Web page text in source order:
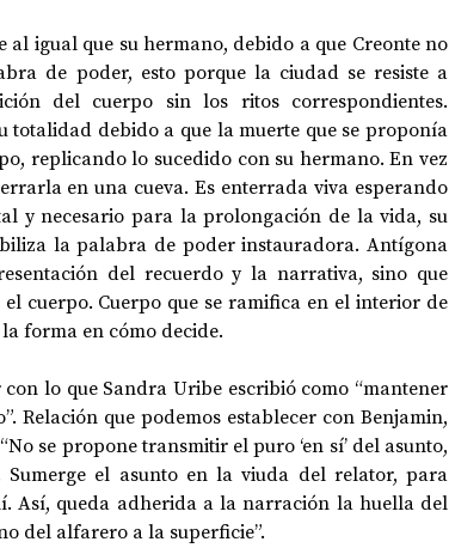
igual que su hermano, debido a que Creonte no
de poder, esto porque la ciudad se resiste a
del cuerpo sin los ritos correspondientes.
totalidad debido a que la muerte que se proponía
replicando lo sucedido con su hermano. En vez
en una cueva. Es enterrada viva esperando
y necesario para la prolongación de la vida, su
la palabra de poder instauradora. Antígona
del recuerdo y la narrativa, sino que
cuerpo. Cuerpo que se ramifica en el interior de
forma en cómo decide.
lo que Sandra Uribe escribió como “mantener
Relación que podemos establecer con Benjamin,
se propone transmitir el puro ‘en sí’ del asunto,
el asunto en la viuda del relator, para
Así, queda adherida a la narración la huella del
del alfarero a la superficie”.